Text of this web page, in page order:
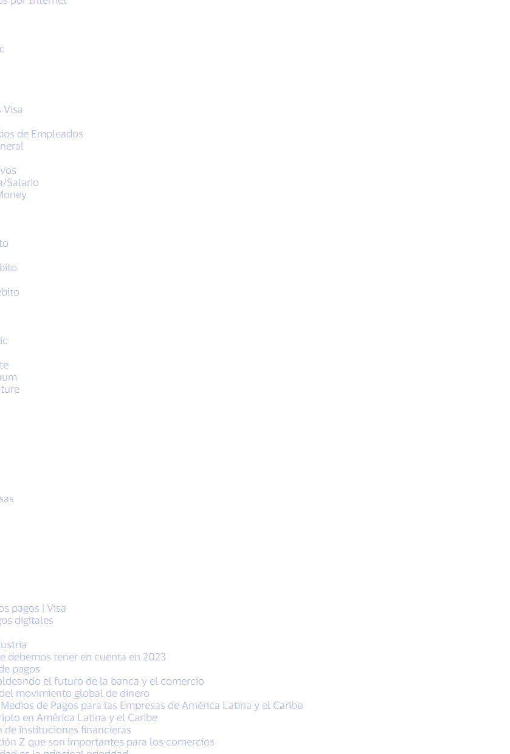
Visa
de Empleados
Salario
pagos | Visa
digitales
debemos tener en cuenta en 2023
pagos
el futuro de la banca y el comercio
movimiento global de dinero
de Pagos para las Empresas de América Latina y el Caribe
en América Latina y el Caribe
instituciones financieras
Z que son importantes para los comercios